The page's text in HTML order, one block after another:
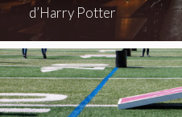
d’Harry Potter